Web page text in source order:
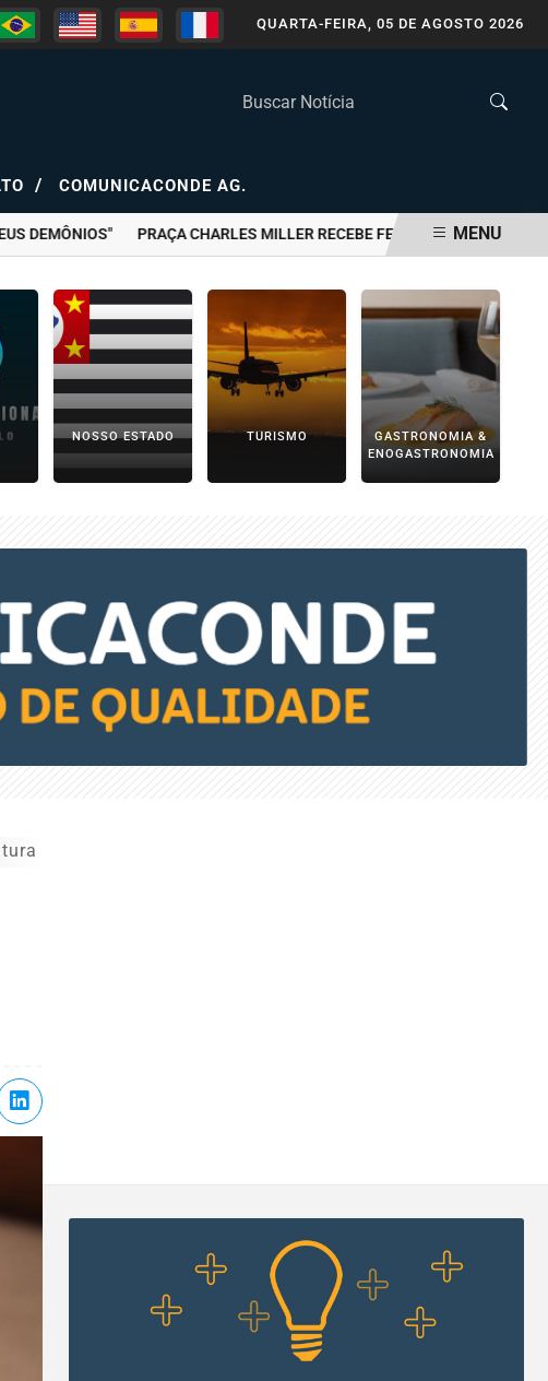
QUARTA-FEIRA, 05 DE AGOSTO 2026
/ COMUNICACONDE AG.
PRAÇA CHARLES MILLER RECEBE FESTIVAL GRATUITO COM
MENU
NOSSO ESTADO TURISMO
GASTRONOMIA &
ENOGASTRONOMIA